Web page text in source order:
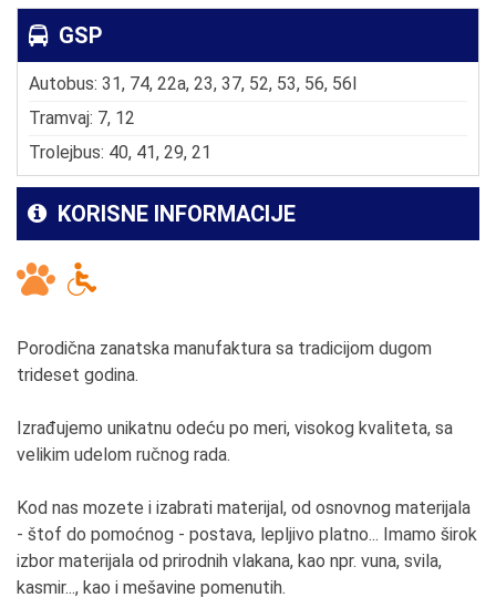
GSP
Autobus: 31, 74, 22a, 23, 37, 52, 53, 56, 56l
Tramvaj: 7, 12
Trolejbus: 40, 41, 29, 21
KORISNE INFORMACIJE
Porodična zanatska manufaktura sa tradicijom dugom
trideset godina.
Izrađujemo unikatnu odeću po meri, visokog kvaliteta, sa
velikim udelom ručnog rada.
Kod nas mozete i izabrati materijal, od osnovnog materijala
- štof do pomoćnog - postava, lepljivo platno... Imamo širok
izbor materijala od prirodnih vlakana, kao npr. vuna, svila,
kasmir..., kao i mešavine pomenutih.